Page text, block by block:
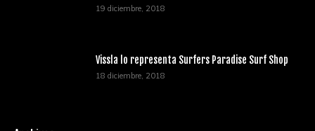
19 diciembre, 2018
Vissla lo representa Surfers Paradise Surf Shop
18 diciembre, 2018